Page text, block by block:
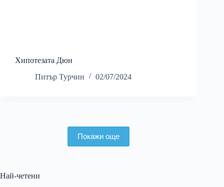
Хипотезата Дюн
Питър Турчин
02/07/2024
Покажи още
Най-четени